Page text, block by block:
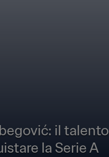
il talento
la Serie A